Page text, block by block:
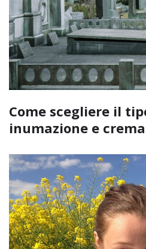
Come scegliere il
inumazione e